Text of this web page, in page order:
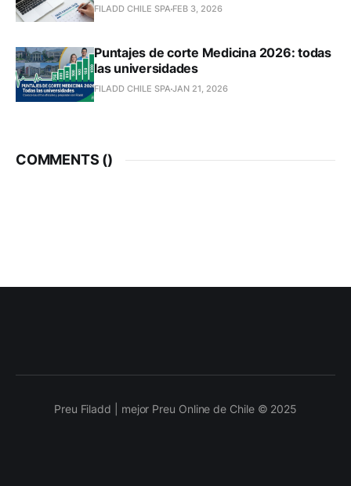
FILADD CHILE SPA FEB 3, 2026
Puntajes de corte Medicina 2026: todas
las universidades
FILADD CHILE SPAJAN 21, 2026
COMMENTS ()
Preu Filadd | mejor Preu Online de Chile © 2025